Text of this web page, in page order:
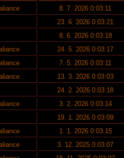
8. 7. 2026 0:03:11
23. 6. 2026 0:03:21
8. 6. 2026 0:03:18
24. 5. 2026 0:03:17
7. 5. 2026 0:03:11
13. 3. 2026 0:03:03
24. 2. 2026 0:03:18
3. 2. 2026 0:03:14
19. 1. 2026 0:03:09
1. 1. 2026 0:03:15
3. 12. 2025 0:03:07